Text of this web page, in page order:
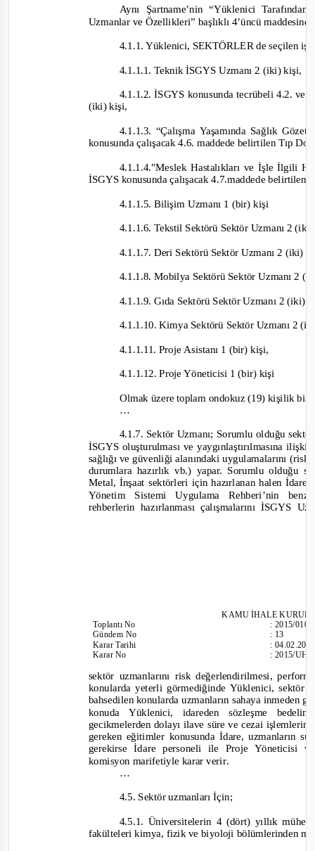
Aynı Şartname’nin “Yüklenici
Uzmanlar ve Özellikleri” başlıklı 4’üncü
4.1.1. Yüklenici, SEKTÖRLER de seçilen
4.1.1.1. Teknik İSGYS Uzmanı 2 (iki) kişi,
4.1.1.2. İSGYS konusunda tecrübeli 4.2.
(iki) kişi,
4.1.1.3. “Çalışma Yaşamında Sağlık
konusunda çalışacak 4.6. maddede belirtilen Tıp
4.1.1.4."Meslek Hastalıkları ve İşle İlgili
İSGYS konusunda çalışacak 4.7.maddede
4.1.1.5. Bilişim Uzmanı 1 (bir) kişi
4.1.1.6. Tekstil Sektörü Sektör Uzmanı 2
4.1.1.7. Deri Sektörü Sektör Uzmanı 2 (iki)
4.1.1.8. Mobilya Sektörü Sektör Uzmanı 2
4.1.1.9. Gıda Sektörü Sektör Uzmanı 2 (iki)
4.1.1.10. Kimya Sektörü Sektör Uzmanı 2
4.1.1.11. Proje Asistanı 1 (bir) kişi,
4.1.1.12. Proje Yöneticisi 1 (bir) kişi
Olmak üzere toplam ondokuz (19) kişilik
…
4.1.7. Sektör Uzmanı; Sorumlu olduğu
İSGYS oluşturulması ve yaygınlaştırılmasına
sağlığı ve güvenliği alanındaki uygulamalarını
durumlara hazırlık vb.) yapar. Sorumlu olduğu
Metal, İnşaat sektörleri için hazırlanan halen
Yönetim Sistemi Uygulama Rehberi’nin
rehberlerin hazırlanması çalışmalarını İSGYS
KAMU İHALE
ToplantıNo
Gündem No
Karar Tarihi
Karar No
:2015/010
: 13
:
:2015/
sektör uzmanlarını risk değerlendirilmesi,
konularda yeterli görmediğinde Yüklenici, sektör
bahsedilen konularda uzmanların sahaya inmeden
konuda Yüklenici, idareden sözleşme
gecikmelerden dolayı ilave süre ve cezai işlemlerin
gereken eğitimler konusunda İdare, uzmanların
gerekirse İdare personeli ile Proje Yöneticisi
komisyon marifetiyle karar verir.
…
4.5. Sektör uzmanları İçin;
4.5.1. Üniversitelerin 4 (dört) yıllık
fakülteleri kimya, fizik ve biyoloji bölümlerinden